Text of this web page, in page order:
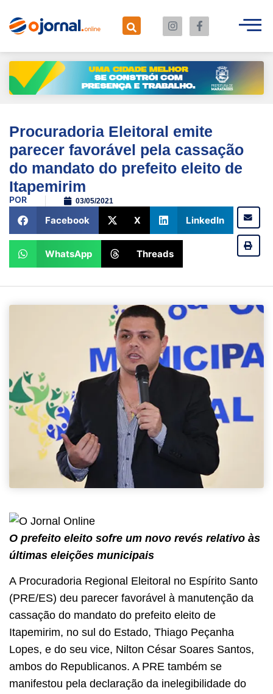
Procuradoria Eleitoral emite
parecer favorável pela cassação
do mandato do prefeito eleito de
Itapemirim
POR 03/05/2021
Facebook X LinkedIn
WhatsApp Threads
O prefeito eleito sofre um novo revés relativo às
últimas eleições municipais
A Procuradoria Regional Eleitoral no Espírito Santo
(PRE/ES) deu parecer favorável à manutenção da
cassação do mandato do prefeito eleito de
Itapemirim, no sul do Estado, Thiago Peçanha
Lopes, e do seu vice, Nilton César Soares Santos,
ambos do Republicanos. A PRE também se
manifestou pela declaração da inelegibilidade do